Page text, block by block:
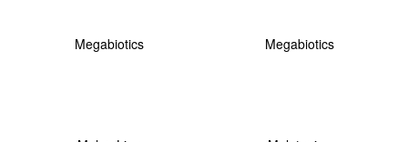
Megabiotics Megabiotics